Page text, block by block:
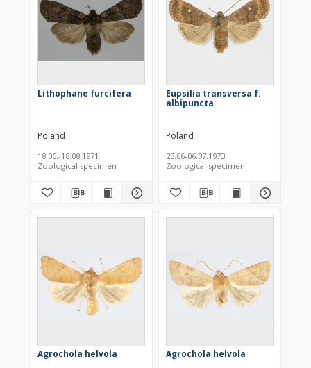
Lithophane furcifera
Poland
18.06.-18.08.1971
Zoological specimen
Eupsilia transversa f.
albipuncta
Poland
23.06-06.07.1973
Zoological specimen
Agrochola helvola Agrochola helvola